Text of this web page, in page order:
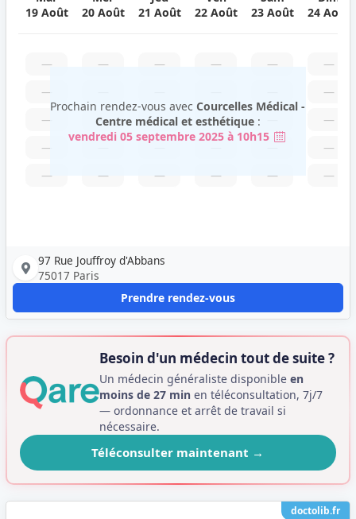
19 Août
20 Août
21 Août
22 Août
23 Août
24 Août
—
—
—
—
—
—
—
—
—
—
—
—
—
—
—
—
—
—
—
—
—
Prochain rendez-vous avecCourcelles Médical -
Centre médical et esthétique:
vendredi 05 septembre 2025 à 10h15
97 Rue Jouffroy d'Abbans
75017 Paris
Prendre rendez-vous
Besoin d'un médecin tout de suite ?
Un médecin généraliste disponibleen
moins de 27 min en téléconsultation, 7j/7
— ordonnance et arrêt de travail si
nécessaire.
Téléconsulter maintenant →
doctolib.fr